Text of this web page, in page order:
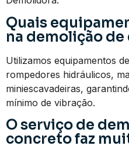
Quais
na demolição
Utilizamos equipamentos
rompedores hidráulicos,
miniescavadeiras,
mínimo de vibração.
O serviço de
concreto faz